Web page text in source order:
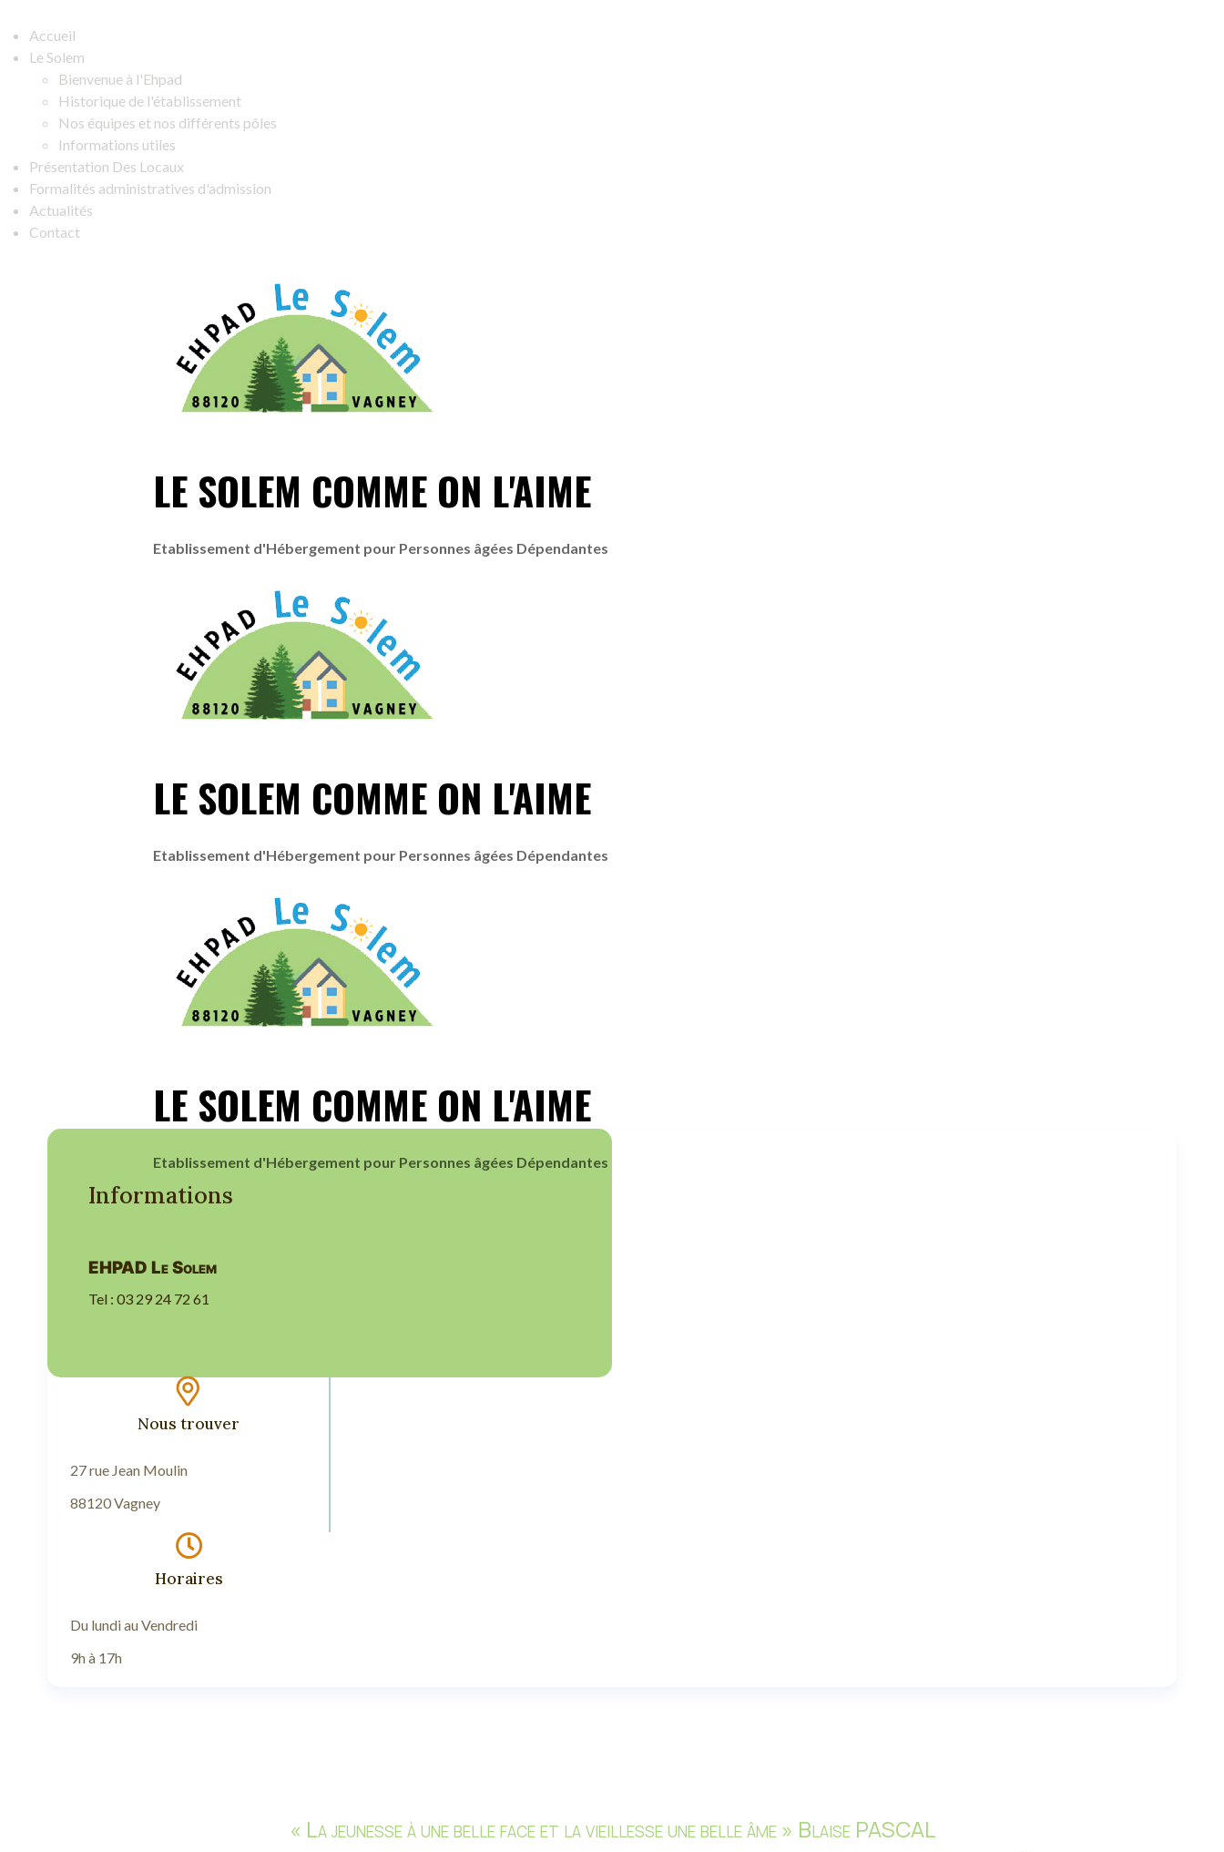
Accueil
Le Solem
Bienvenue à l'Ehpad
Historique de l'établissement
Nos équipes et nos différents pôles
Informations utiles
Présentation Des Locaux
Formalités administratives d'admission
Actualités
Contact
LE SOLEM COMME ON L'AIME
Etablissement d'Hébergement pour Personnes âgées Dépendantes
LE SOLEM COMME ON L'AIME
Etablissement d'Hébergement pour Personnes âgées Dépendantes
LE SOLEM COMME ON L'AIME
Etablissement d'Hébergement pour Personnes âgées Dépendantes
Informations
EHPAD Le Solem
Tel : 03 29 24 72 61
Nous trouver
27 rue Jean Moulin
88120 Vagney
Horaires
Du lundi au Vendredi
9h à 17h
« La jeunesse à une belle face et la vieillesse une belle âme » Blaise PASCAL